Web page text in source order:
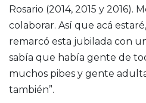
Rosario (2014, 2015 y 2016).
colaborar. Así que acá
remarcó esta jubilada con
sabía que había gente de
muchos pibes y gente
también”.